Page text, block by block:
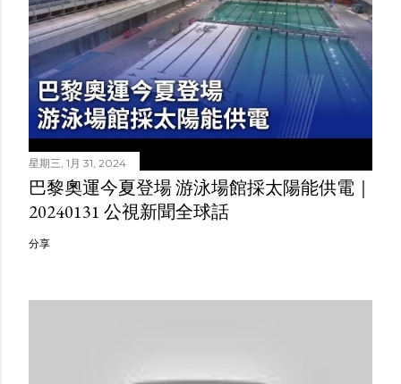
星期三, 1月 31, 2024
巴黎奧運今夏登場 游泳場館採太陽能供電｜
20240131 公視新聞全球話
分享